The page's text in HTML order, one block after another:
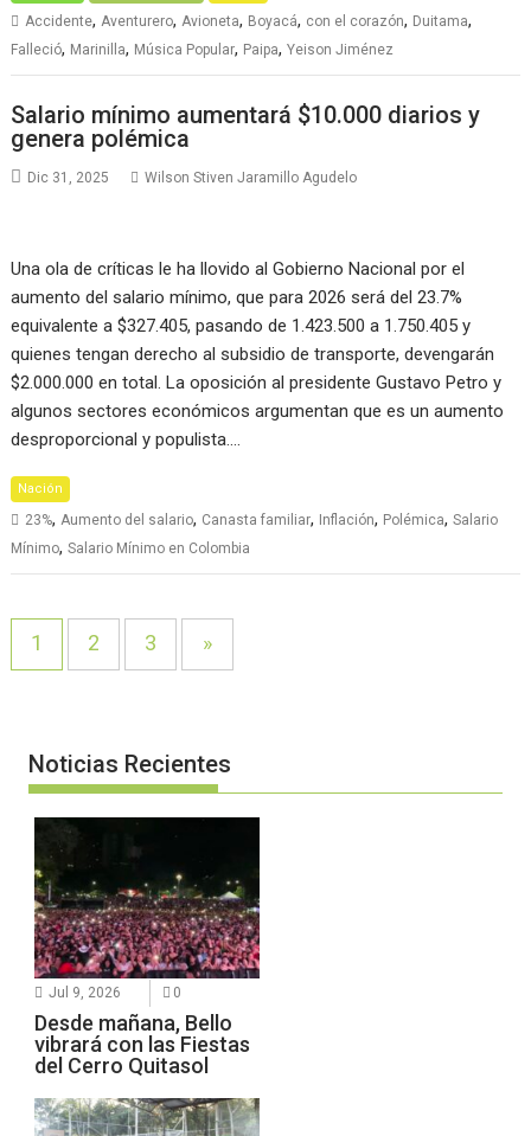
Accidente,Aventurero,Avioneta, Boyacá, con el corazón, Duitama,
Falleció, Marinilla, Música Popular, Paipa,Yeison Jiménez
Salario mínimo aumentará $10.000 diarios y
genera polémica
Dic 31, 2025 Wilson Stiven Jaramillo Agudelo
Una ola de críticas le ha llovido al Gobierno Nacional por el
aumento del salario mínimo, que para 2026 será del 23.7%
equivalente a $327.405, pasando de 1.423.500 a 1.750.405 y
quienes tengan derecho al subsidio de transporte, devengarán
$2.000.000 en total. La oposición al presidente Gustavo Petro y
algunos sectores económicos argumentan que es un aumento
desproporcional y populista.…
Nación
23%, Aumento del salario, Canasta familiar, Inflación, Polémica,Salario
Mínimo,Salario Mínimo en Colombia
1 2 3 »
Noticias Recientes
Jul 9, 2026 0
Desde mañana, Bello
vibrará con las Fiestas
del Cerro Quitasol